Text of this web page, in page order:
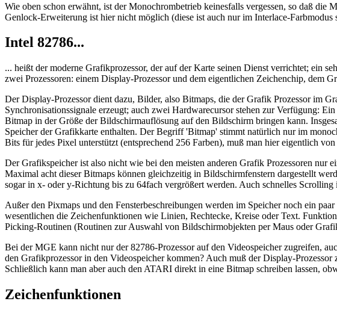
Wie oben schon erwähnt, ist der Monochrombetrieb keinesfalls vergessen, so daß
Genlock-Erweiterung ist hier nicht möglich (diese ist auch nur im Interlace-Farbmodus
Intel 82786...
... heißt der moderne Grafikprozessor, der auf der Karte seinen Dienst verrichtet; ein
zwei Prozessoren: einem Display-Prozessor und dem eigentlichen Zeichenchip, dem
Der Display-Prozessor dient dazu, Bilder, also Bitmaps, die der Grafik Prozessor im
Synchronisationssignale erzeugt; auch zwei Hardwarecursor stehen zur Verfügung:
Bitmap in der Größe der Bildschirmauflösung auf den Bildschirm bringen kann.
Speicher der Grafikkarte enthalten. Der Begriff 'Bitmap' stimmt natürlich nur im
Bits für jedes Pixel unterstützt (entsprechend 256 Farben), muß man hier eigentlich
Der Grafikspeicher ist also nicht wie bei den meisten anderen Grafik Prozessoren nur
Maximal acht dieser Bitmaps können gleichzeitig in Bildschirmfenstern dargestellt
sogar in x- oder y-Richtung bis zu 64fach vergrößert werden. Auch schnelles
Außer den Pixmaps und den Fensterbeschreibungen werden im Speicher noch ein
wesentlichen die Zeichenfunktionen wie Linien, Rechtecke, Kreise oder Text.
Picking-Routinen (Routinen zur Auswahl von Bildschirmobjekten per Maus oder
Bei der MGE kann nicht nur der 82786-Prozessor auf den Videospeicher zugreifen,
den Grafikprozessor in den Videospeicher kommen? Auch muß der Display-
Schließlich kann man aber auch den ATARI direkt in eine Bitmap schreiben lassen,
Zeichenfunktionen